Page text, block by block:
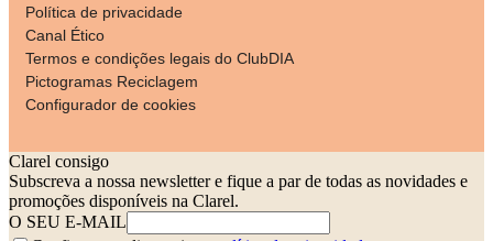
Política de privacidade
Canal Ético
Termos e condições legais do ClubDIA
Pictogramas Reciclagem
Configurador de cookies
Clarel consigo
Subscreva a nossa newsletter e fique a par de todas as novidades e
promoções disponíveis na Clarel.
O SEU E-MAIL